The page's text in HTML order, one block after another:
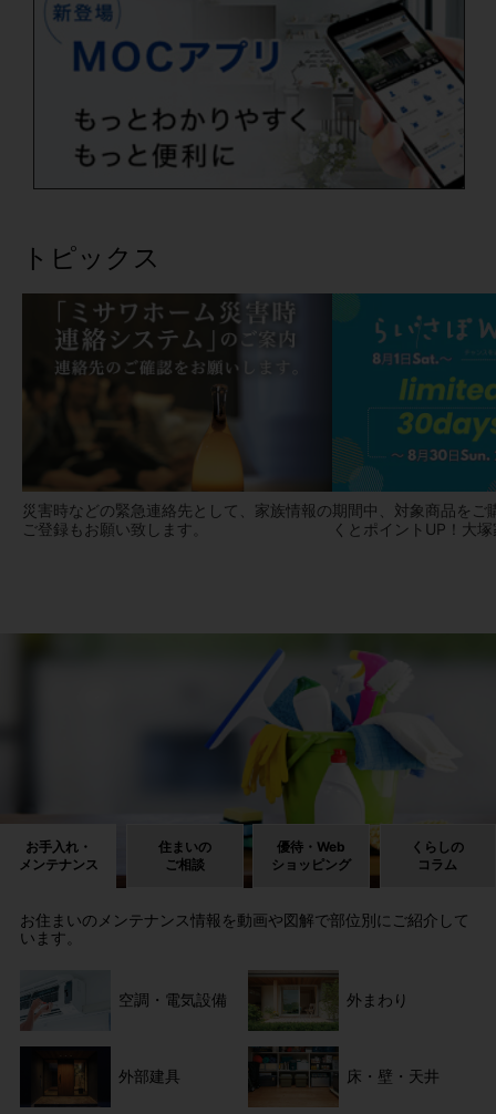
ミサワホームからのお電話に関しまして
AI住まいの自動運転「生活サポートサービス」サービス終了の
ご案内
「健康リスク予報」サービス終了のご案内
トピックス
災害時などの緊急連絡先として、家族情報の
ご登録もお願い致します。
期間中、対象商品をご
くとポイントUP！大
お手入れ・
メンテナンス
住まいの
ご相談
優待・Web
ショッピング
くらしの
コラム
お住まいのメンテナンス情報を動画や図解で部位別にご紹介して
います。
空調・電気設備 外まわり
外部建具 床・壁・天井